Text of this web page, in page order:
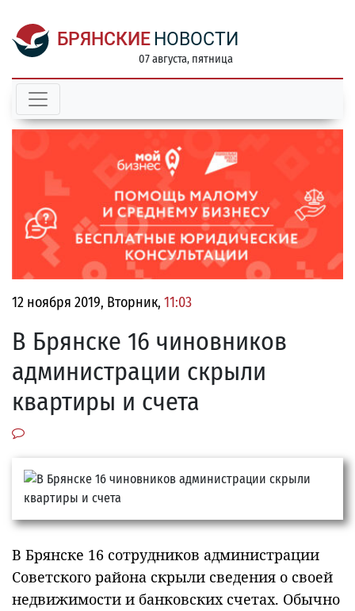
БРЯНСКИЕ НОВОСТИ
07 августа, пятница
12 ноября 2019, Вторник, 11:03
В Брянске 16 чиновников
администрации скрыли
квартиры и счета
В Брянске 16 сотрудников администрации
Советского района скрыли сведения о своей
недвижимости и банковских счетах. Обычно